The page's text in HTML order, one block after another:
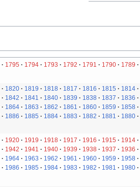
1789
1790
1791
1792
1793
1794
1795
1814
1815
1816
1817
1818
1819
1820
1836
1837
1838
1839
1840
1841
1842
1858
1859
1860
1861
1862
1863
1864
1880
1881
1882
1883
1884
1885
1886
1914
1915
1916
1917
1918
1919
1920
1936
1937
1938
1939
1940
1941
1942
1958
1959
1960
1961
1962
1963
1964
1980
1981
1982
1983
1984
1985
1986